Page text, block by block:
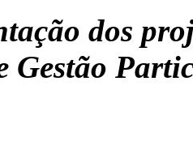
dos
Gestão